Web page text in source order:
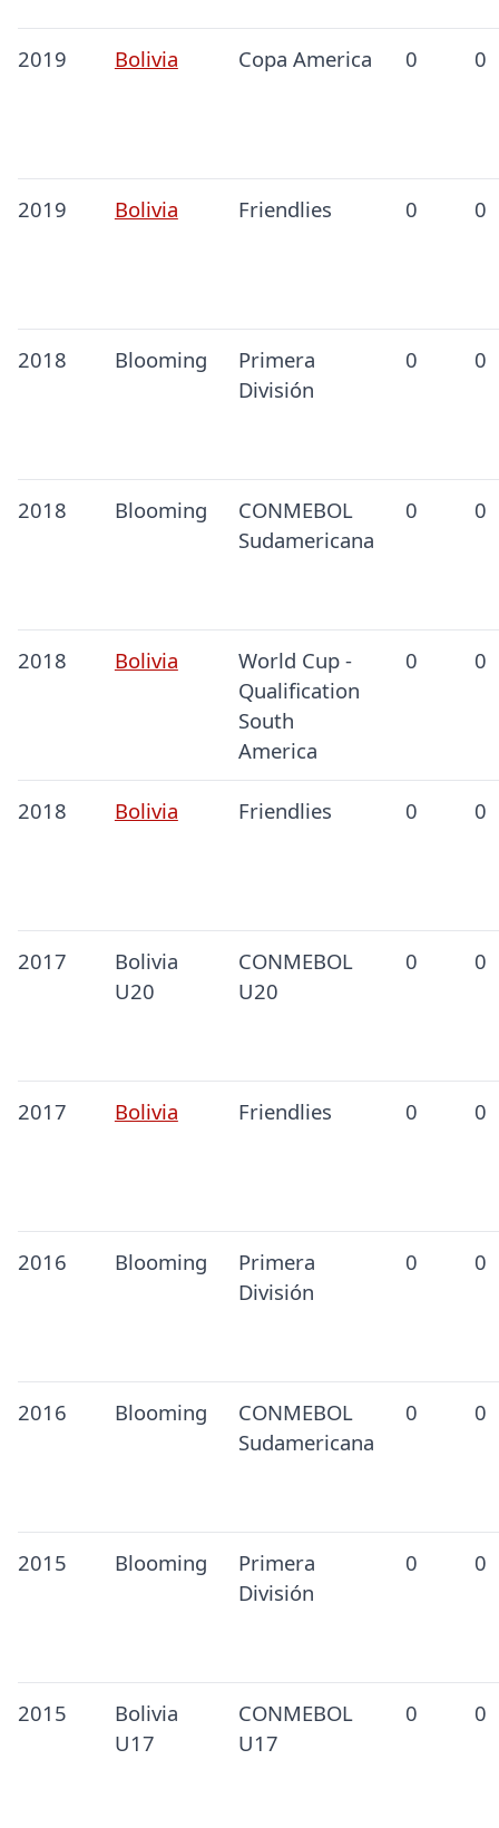
2019 Bolivia Copa America 0 0
2019 Bolivia Friendlies 0 0
2018 Blooming
Primera
División
0 0
2018 Blooming
CONMEBOL
Sudamericana
0 0
2018 Bolivia
World Cup -
Qualification
South
America
0 0
2018 Bolivia Friendlies 0 0
2017
Bolivia
U20
CONMEBOL
U20
0 0
2017 Bolivia Friendlies 0 0
2016 Blooming
Primera
División
0 0
2016 Blooming
CONMEBOL
Sudamericana
0 0
2015 Blooming
Primera
División
0 0
2015
Bolivia
U17
CONMEBOL
U17
0 0